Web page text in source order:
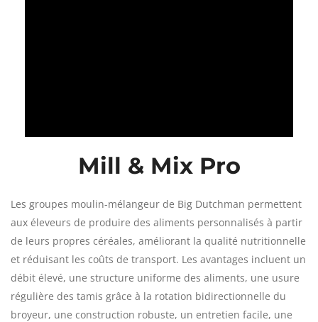
Mill & Mix Pro
Les groupes moulin-mélangeur de Big Dutchman permettent
aux éleveurs de produire des aliments personnalisés à partir
de leurs propres céréales, améliorant la qualité nutritionnelle
et réduisant les coûts de transport. Les avantages incluent un
débit élevé, une structure uniforme des aliments, une usure
régulière des tamis grâce à la rotation bidirectionnelle du
broyeur, une construction robuste, un entretien facile, une